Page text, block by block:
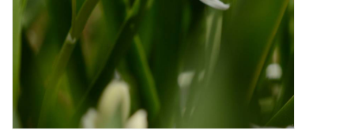
Advies
Sterke Bollen Dagen